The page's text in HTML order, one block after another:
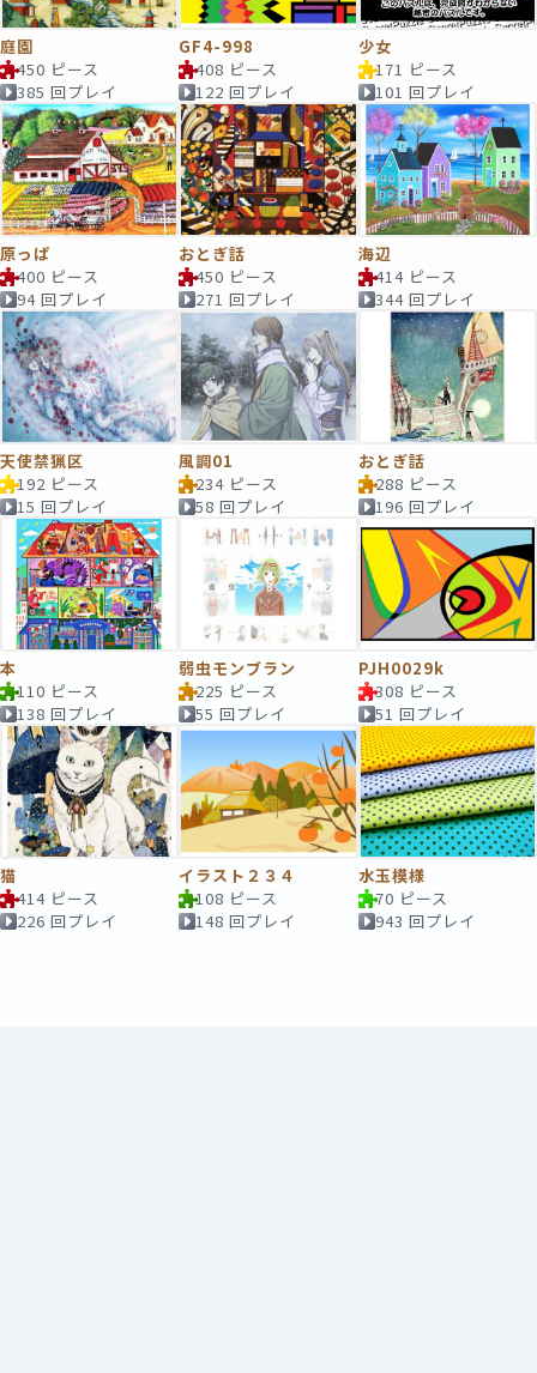
庭園
450 ピース
385 回プレイ
GF4-998
408 ピース
122 回プレイ
少女
171 ピース
101 回プレイ
原っぱ
400 ピース
94 回プレイ
おとぎ話
450 ピース
271 回プレイ
海辺
414 ピース
344 回プレイ
天使禁猟区
192 ピース
15 回プレイ
風調01
234 ピース
58 回プレイ
おとぎ話
288 ピース
196 回プレイ
本
110 ピース
138 回プレイ
弱虫モンブラン
225 ピース
55 回プレイ
PJH0029k
308 ピース
51 回プレイ
猫
414 ピース
226 回プレイ
イラスト２３４
108 ピース
148 回プレイ
水玉模様
70 ピース
943 回プレイ